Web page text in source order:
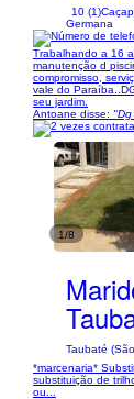
10 (1)
Germana
Trabalhando a 16
manutenção d
compromisso,
vale do
seu jardim.
Antoane disse:
1/8
Taubaté
*marcenaria*
substituição de
ou...